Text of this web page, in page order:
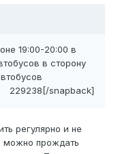
19:00-20:00 в
в сторону
229238[/snapback]
регулярно и не
можно прождать